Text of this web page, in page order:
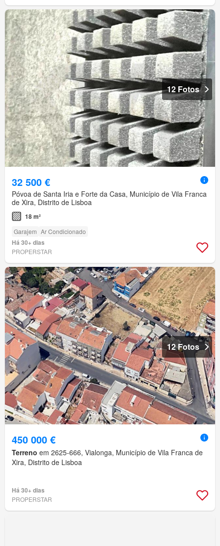
12 Fotos
32 500 €
Póvoa de Santa Iria e Forte da Casa, Município de Vila Franca
de Xira, Distrito de Lisboa
18 m²
Garajem Ar Condicionado
Há 30+ dias
PROPERSTAR
12 Fotos
450 000 €
Terreno em 2625-666, Vialonga, Município de Vila Franca de
Xira, Distrito de Lisboa
Há 30+ dias
PROPERSTAR